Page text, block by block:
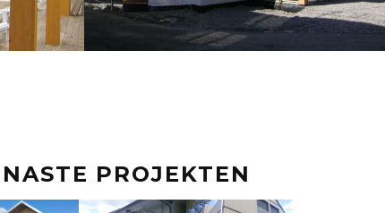
PROJEKTEN